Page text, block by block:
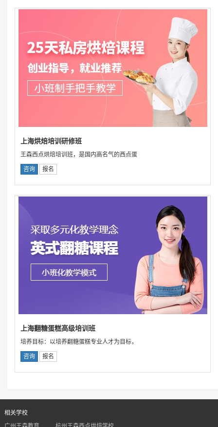
上海烘焙培训研修班
王森西点烘焙培训班，是国内高名气的西点蛋
咨询 报名
上海翻糖蛋糕高级培训班
培养目标：以培养翻糖蛋糕专业人才为目标，
咨询 报名
相关学校